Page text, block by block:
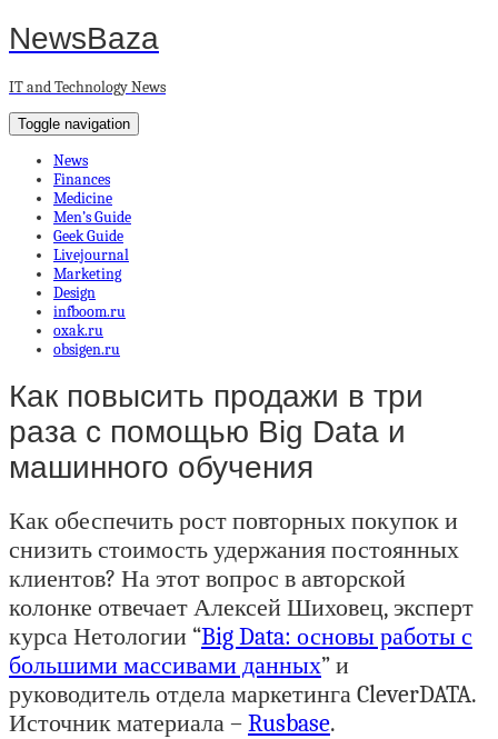
NewsBaza
IT and Technology News
Toggle navigation
News
Finances
Medicine
Men’s Guide
Geek Guide
Livejournal
Marketing
Design
infboom.ru
oxak.ru
obsigen.ru
Как повысить продажи в три
раза с помощью Big Data и
машинного обучения
Как обеспечить рост повторных покупок и
снизить стоимость удержания постоянных
клиентов? На этот вопрос в авторской
колонке отвечает Алексей Шиховец, эксперт
курса Нетологии “Big Data: основы работы с
большими массивами данных” и
руководитель отдела маркетинга CleverDATA.
Источник материала –Rusbase.